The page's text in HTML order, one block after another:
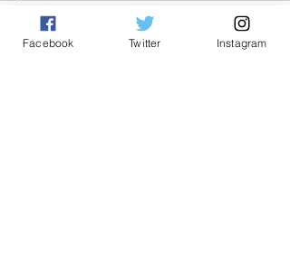
Facebook Twitter Instagram